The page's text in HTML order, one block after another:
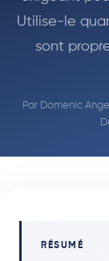
Utilise-le
sont
Par Domenic
RÉSUMÉ